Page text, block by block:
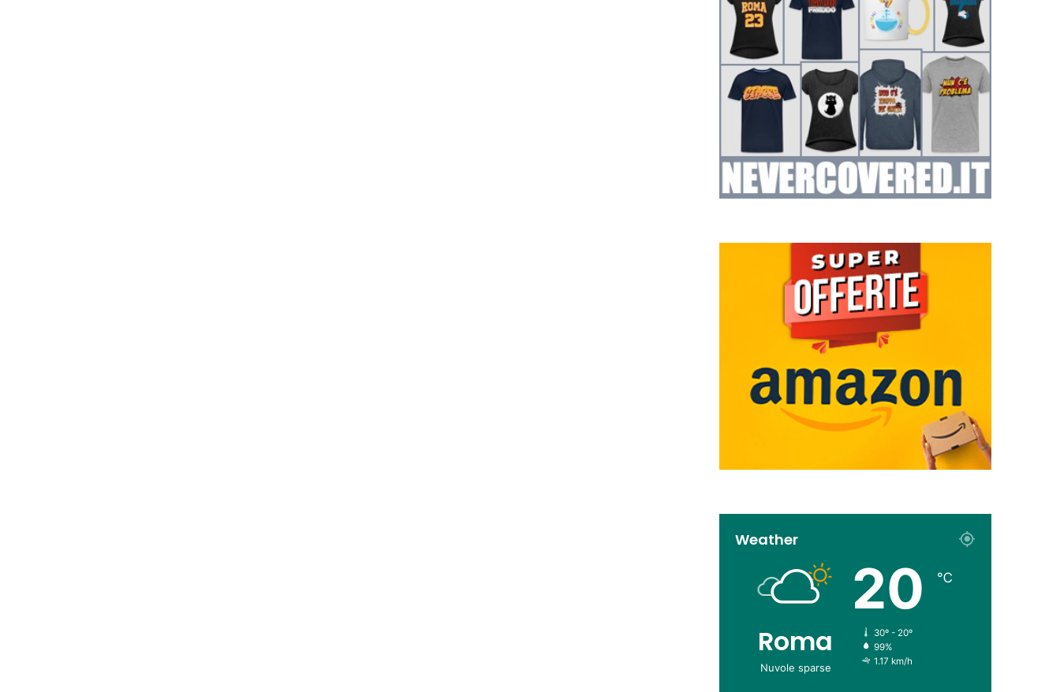
Weather
Roma
Nuvole sparse
20 ℃
30º - 20º
99%
1.17 km/h